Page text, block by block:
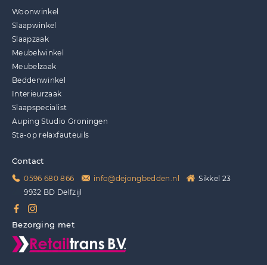
Woonwinkel
Slaapwinkel
Slaapzaak
Meubelwinkel
Meubelzaak
Beddenwinkel
Interieurzaak
Slaapspecialist
Auping Studio Groningen
Sta-op relaxfauteuils
Contact
0596 680 866 info@dejongbedden.nl
Sikkel 23
9932 BD Delfzijl
Bezorging met